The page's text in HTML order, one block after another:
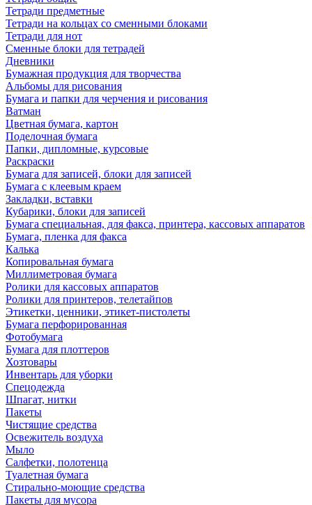
Тетради предметные
Тетради на кольцах со сменными блоками
Тетради для нот
Сменные блоки для тетрадей
Дневники
Бумажная продукция для творчества
Альбомы для рисования
Бумага и папки для черчения и рисования
Ватман
Цветная бумага, картон
Поделочная бумага
Папки, дипломные, курсовые
Раскраски
Бумага для записей, блоки для записей
Бумага с клеевым краем
Закладки, вставки
Кубарики, блоки для записей
Бумага специальная, для факса, принтера, кассовых аппаратов
Бумага, пленка для факса
Калька
Копировальная бумага
Миллиметровая бумага
Ролики для кассовых аппаратов
Ролики для принтеров, телетайпов
Этикетки, ценники, этикет-пистолеты
Бумага перфорированная
Фотобумага
Бумага для плоттеров
Хозтовары
Инвентарь для уборки
Спецодежда
Шпагат, нитки
Пакеты
Чистящие средства
Освежитель воздуха
Мыло
Салфетки, полотенца
Туалетная бумага
Стирально-моющие средства
Пакеты для мусора